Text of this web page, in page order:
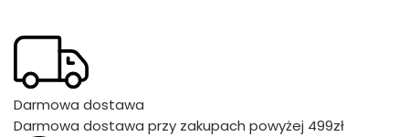
Darmowa dostawa
Darmowa dostawa przy zakupach powyżej 499zł